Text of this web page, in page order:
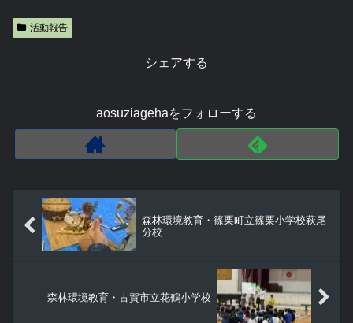
活動報告
シェアする
aosuziagehaをフォローする
森林環境教育・篠栗町立篠栗小学校萩尾
分校
森林環境教育・古賀市立花鶴小学校